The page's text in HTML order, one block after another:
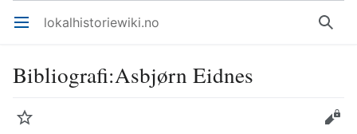
Åpne hovedmenyen lokalhistoriewiki.no Søk
Bibliografi:Asbjørn Eidnes
Overvåk Rediger